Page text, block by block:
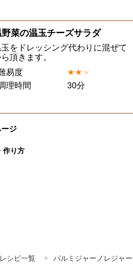
野菜の温玉チーズサラダ
をドレッシング代わりに混ぜて
頂きます。
易度
★★★
理時間
30分
ジ
作り方
シピ一覧 パルミジャーノレジャ